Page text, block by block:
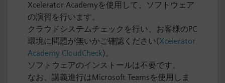
Xcelerator Academyを使用して、ソフトウェア
の演習を行います。​
クラウドシステムチェックを行い、お客様のPC
環境に問題が無いかご確認ください(Xcelerator
Academy CloudCheck)。
ソフトウェアのインストールは不要です。
なお、講義進行はMicrosoft Teamsを使用しま